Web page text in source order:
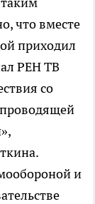
что вместе
приходил
РЕН ТВ
со
проводящей
и